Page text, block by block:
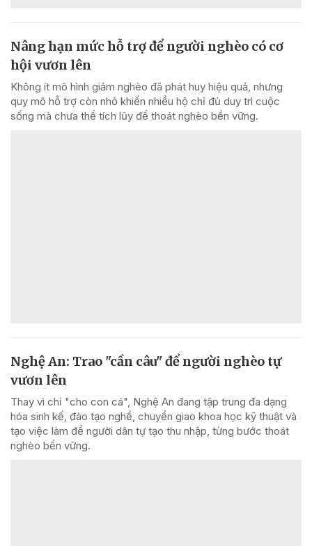
Nâng hạn mức hỗ trợ để người nghèo có cơ
hội vươn lên
Không ít mô hình giảm nghèo đã phát huy hiệu quả, nhưng
quy mô hỗ trợ còn nhỏ khiến nhiều hộ chỉ đủ duy trì cuộc
sống mà chưa thể tích lũy để thoát nghèo bền vững.
Nghệ An: Trao "cần câu" để người nghèo tự
vươn lên
Thay vì chỉ "cho con cá", Nghệ An đang tập trung đa dạng
hóa sinh kế, đào tạo nghề, chuyển giao khoa học kỹ thuật và
tạo việc làm để người dân tự tạo thu nhập, từng bước thoát
nghèo bền vững.